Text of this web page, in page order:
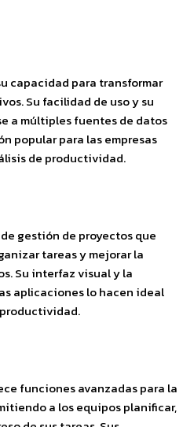
capacidad para transformar
Su facilidad de uso y su
a múltiples fuentes de datos
popular para las empresas
de productividad.
gestión de proyectos que
tareas y mejorar la
Su interfaz visual y la
aplicaciones lo hacen ideal
funciones avanzadas para la
a los equipos planificar,